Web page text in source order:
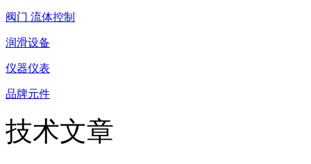
阀门 流体控制
润滑设备
仪器仪表
品牌元件
技术文章